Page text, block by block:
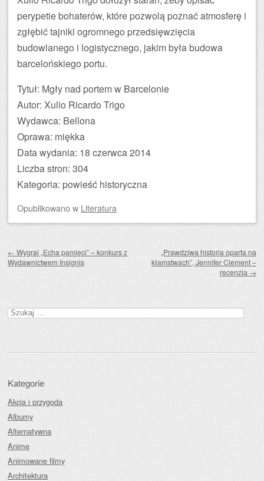
perypetie bohaterów, które pozwolą poznać atmosferę i
zgłębić tajniki ogromnego przedsięwzięcia
budowlanego i logistycznego, jakim była budowa
barcelońskiego portu.
Tytuł: Mgły nad portem w Barcelonie
Autor: Xulio Ricardo Trigo
Wydawca: Bellona
Oprawa: miękka
Data wydania: 18 czerwca 2014
Liczba stron: 304
Kategoria: powieść historyczna
Opublikowanow Literatura
← Wygraj „Echa pamięci” – konkurs z
Wydawnictwem Insignis
„Prawdziwa historia oparta na
kłamstwach”, Jennifer Clement –
recenzja →
Szukaj:
Kategorie
Akcja i przygoda
Albumy
Alternatywna
Anime
Animowane filmy
Architektura